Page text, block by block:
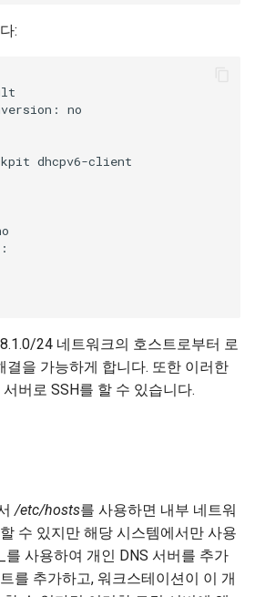
:
no
dhcpv6-client
24 네트워크의 호스트로부터 로
결을 가능하게 합니다. 또한 이러한
버로 SSH를 할 수 있습니다.
/etc/hosts를 사용하면 내부 네트워
수 있지만 해당 시스템에서만 사용
를 사용하여 개인 DNS 서버를 추가
를 추가하고, 워크스테이션이 이 개